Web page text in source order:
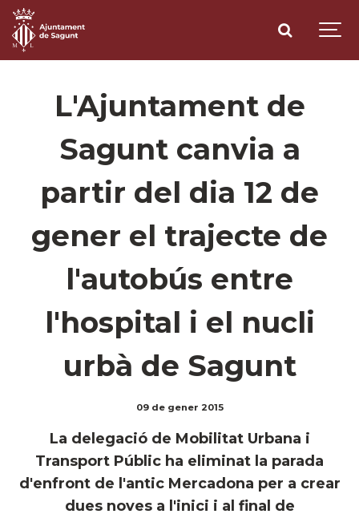
L'Ajuntament de
Sagunt canvia a
partir del dia 12 de
gener el trajecte de
l'autobús entre
l'hospital i el nucli
urbà de Sagunt
09 de gener 2015
La delegació de Mobilitat Urbana i
Transport Públic ha eliminat la parada
d'enfront de l'antic Mercadona per a crear
dues noves a l'inici i al final de